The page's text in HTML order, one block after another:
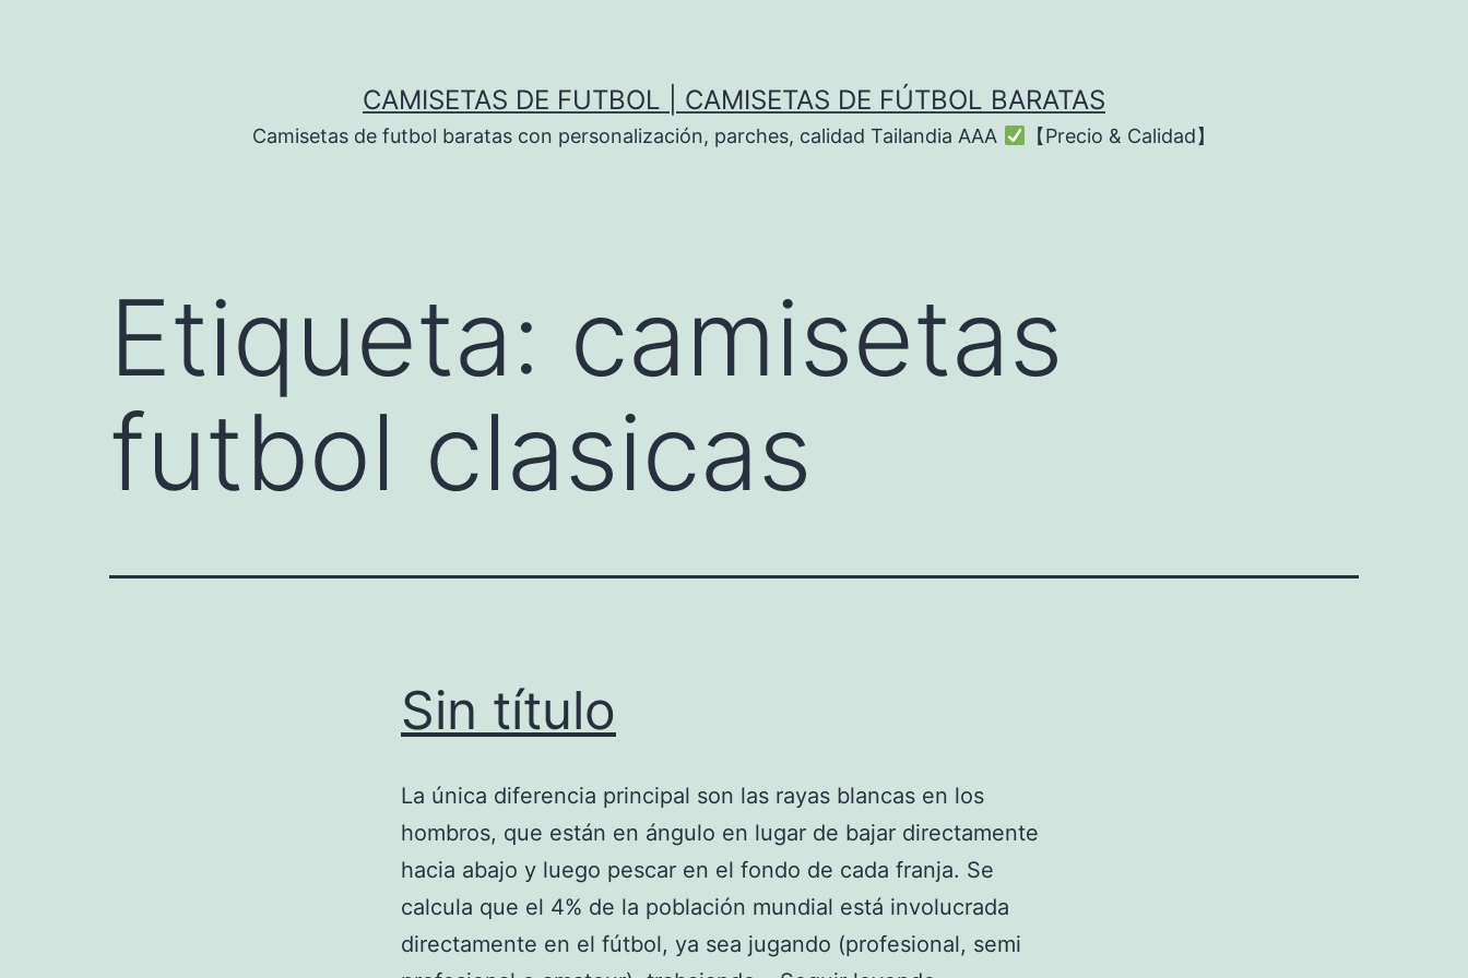
CAMISETAS DE FUTBOL | CAMISETAS DE FÚTBOL BARATAS
Camisetas de futbol baratas con personalización, parches, calidad Tailandia AAA 【Precio & Calidad】
Etiqueta: camisetas
futbol clasicas
Sin título
La única diferencia principal son las rayas blancas en los
hombros, que están en ángulo en lugar de bajar directamente
hacia abajo y luego pescar en el fondo de cada franja. Se
calcula que el 4% de la población mundial está involucrada
directamente en el fútbol, ya sea jugando (profesional, semi